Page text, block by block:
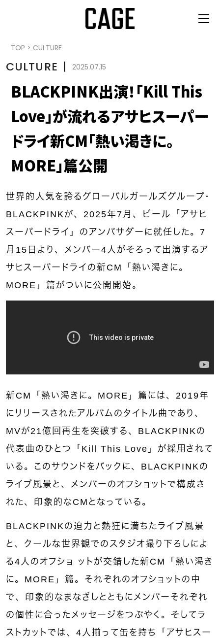
TOP > CULTURE
CULTURE 丨 2025.07.15
BLACKPINK出演！「Kill This
Love」が流れるアサヒスーパー
ドライ新CM「熱い渇きに。
MORE」篇公開
世界的人気を誇るグローバルガールズグループ・
BLACKPINKが、2025年7月、ビール「アサヒ
スーパードライ」のアンバサダーに就任した。7
月15日より、メンバー4人がそろって出演するア
サヒスーパードライの新CM「熱い渇きに。
MORE」篇がついに公開開始。
新CM「熱い渇きに。MORE」篇には、2019年
にリリースされたアルバムのタイトル曲であり、
MVが21億回再生を突破する、BLACKPINKの
代表曲のひとつ「Kill This Love」が採用されて
いる。このサウンドをバックに、BLACKPINKの
ライブ風景と、メンバーのオフショットで構成さ
れた、印象的なCMとなっている。
BLACKPINKの迫力と熱狂に満ちたライブ風景
と、クールな世界観でのスタジオ撮り下ろしによ
る4人のオフショ ットが交錯した新CM「熱い渇き
に。MORE」篇。それぞれのオフショットの中
で、印象的なまなざしとともにメンバーそれぞれ
の個性に合ったメッセージをつぶやく。そしてラ
ストカットでは、4人揃って缶を持ち「アサヒスー